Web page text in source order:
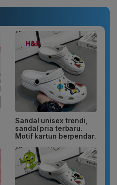
Sandal unisex trendi,
sandal pria terbaru.
Motif kartun berpendar.